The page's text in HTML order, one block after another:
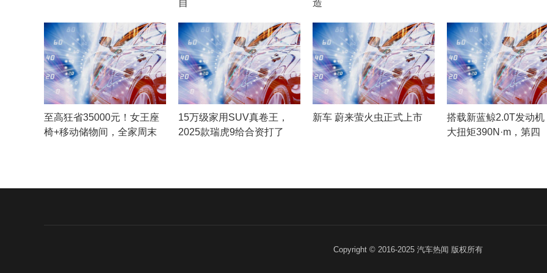
自 造
至高狂省35000元！女王座
椅+移动储物间，全家周末
15万级家用SUV真卷王，
2025款瑞虎9给合资打了
新车 蔚来萤火虫正式上市
搭载新蓝鲸2.0T发动机
大扭矩390N·m，第四
Copyright © 2016-2025 汽车热闻 版权所有